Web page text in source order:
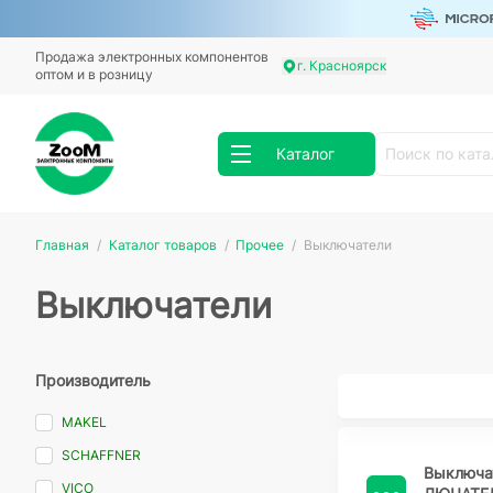
Продажа электронных компонентов
оптом и в розницу
г. Красноярск
Каталог
Главная Каталог товаров Прочее Выключатели
Выключатели
Производитель
MAKEL
SCHAFFNER
VICO